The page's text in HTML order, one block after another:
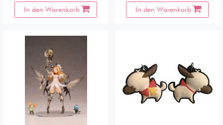
In den Warenkorb In den Warenkorb